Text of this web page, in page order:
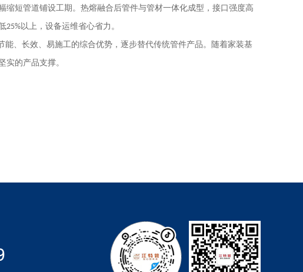
短管道铺设工期。热熔融合后管件与管材一体化成型，接口强度高
25%以上，设备运维省心省力。
能、长效、易施工的综合优势，逐步替代传统管件产品。随着家装基
实的产品支撑。